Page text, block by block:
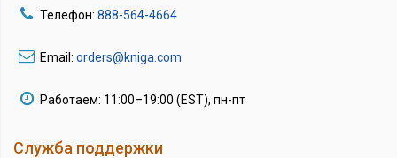
Телефон: 888-564-4664
Email: orders@kniga.com
Работаем: 11:00–19:00 (EST), пн-пт
Служба поддержки